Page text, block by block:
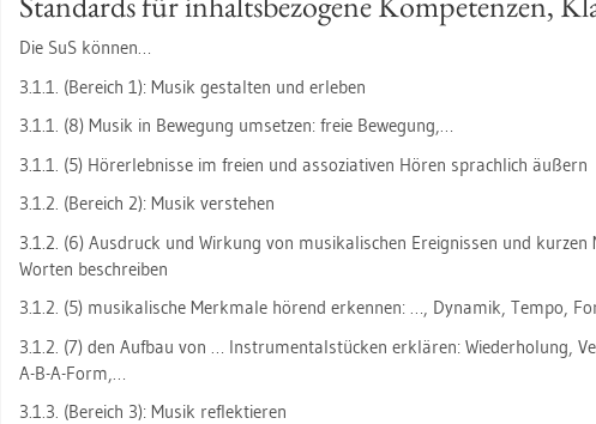
Die SuS kön­nen…
3.1.1. (Be­reich 1): Musik ge­stal­ten und er­le­ben
3.1.1. (8) Musik in Be­we­gung um­set­zen: freie Be­we­gung,…
3.1.1. (5) Hör­er­leb­nis­se im frei­en und as­so­zia­ti­ven Hören sprach­lich äu­ßern
3.1.2. (Be­reich 2): Musik ver­ste­hen
3.1.2. (6) Aus­druck und Wir­kung von mu­si­ka­li­schen Er­eig­nis­sen und
Wor­ten be­schrei­ben
3.1.2. (5) mu­si­ka­li­sche Merk­ma­le hö­rend er­ken­nen: …, Dy­na­mik, Tempo,
3.1.2. (7) den Auf­bau von … In­stru­men­tal­stü­cken er­klä­ren: Wie­der­ho­lung,
A-B-A-Form,…
3.1.3. (Be­reich 3): Musik re­flek­tie­ren